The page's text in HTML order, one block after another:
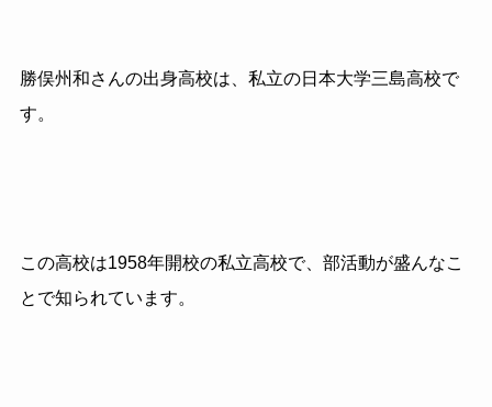
勝俣州和さんの出身高校は、私立の日本大学三島高校で
す。
この高校は1958年開校の私立高校で、部活動が盛んなこ
とで知られています。